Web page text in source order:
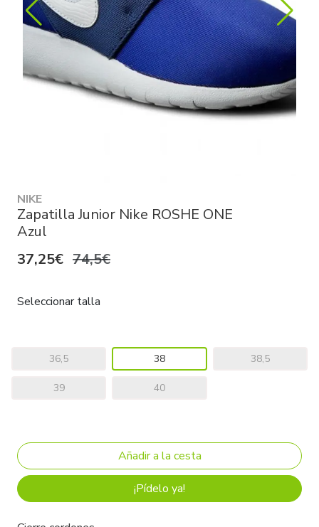
NIKE
Zapatilla Junior Nike ROSHE ONE
Azul
37,25€ 74,5€
Seleccionar talla
36,5 38 38,5
39 40
¡Pídelo ya!